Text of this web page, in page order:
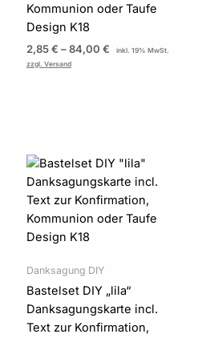
Kommunion oder Taufe
Design K18
2,85€ –84,00 €
inkl. 19% MwSt.
zzgl. Versand
Danksagung DIY
Bastelset DIY „lila“
Danksagungskarte incl.
Text zur Konfirmation,
Preisspanne:
2,40 €
bis
72,00 €